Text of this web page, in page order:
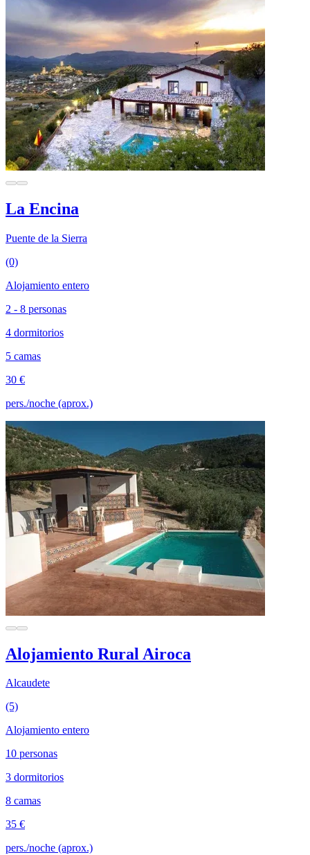
La Encina
Puente de la Sierra
(0)
Alojamiento entero
2 - 8 personas
4 dormitorios
5 camas
30 €
pers./noche (aprox.)
Alojamiento Rural Airoca
Alcaudete
(5)
Alojamiento entero
10 personas
3 dormitorios
8 camas
35 €
pers./noche (aprox.)